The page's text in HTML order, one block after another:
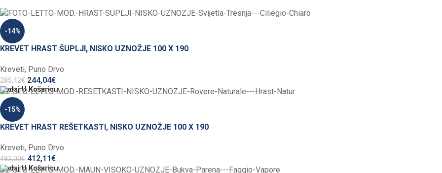
-14%
KREVET HRAST ŠUPLJI, NISKO UZNOŽJE 100 X 190
Kreveti, Puno Drvo
285,42€ 244,04€
Dodaj U Košaricu
-15%
KREVET HRAST REŠETKASTI, NISKO UZNOŽJE 100 X 190
Kreveti, Puno Drvo
482,00€ 412,11€
Dodaj U Košaricu